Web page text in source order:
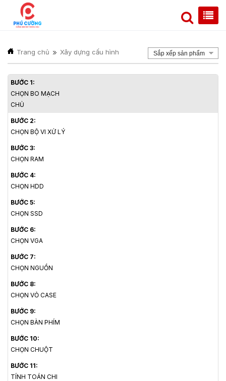
Trang chủ Xây dựng cấu hình Sắp xếp sản phẩm
BƯỚC 1:
CHỌN BO MẠCH
CHỦ
BƯỚC 2:
CHỌN BỘ VI XỬ LÝ
BƯỚC 3:
CHỌN RAM
BƯỚC 4:
CHỌN HDD
BƯỚC 5:
CHỌN SSD
BƯỚC 6:
CHỌN VGA
BƯỚC 7:
CHỌN NGUỒN
BƯỚC 8:
CHỌN VỎ CASE
BƯỚC 9:
CHỌN BÀN PHÍM
BƯỚC 10:
CHỌN CHUỘT
BƯỚC 11:
TÍNH TOÁN CHI